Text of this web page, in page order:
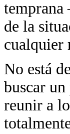
temprana
de la
cualquier
No está
buscar
reunir a